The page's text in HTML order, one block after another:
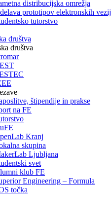
distribucijska omrežja
prototipov elektronskih vezij
tutorstvo
društva
društva
štipendije in prakse
na FE
Kranj
skupina
Ljubljana
svet
klub FE
Engineering – Formula
točka